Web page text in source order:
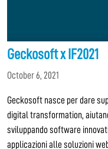
Geckosoft x IF2021
October 6, 2021
Geckosoft nasce per dare
digital transformation,
sviluppando software
applicazioni alle soluzioni